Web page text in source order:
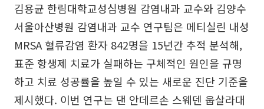
김용균 한림대학교성심병원 감염내과 교수와 김양수
서울아산병원 감염내과 교수 연구팀은 메티실린 내성
MRSA 혈류감염 환자 842명을 15년간 추적 분석해,
표준 항생제 치료가 실패하는 구체적인 원인을 규명
하고 치료 성공률을 높일 수 있는 새로운 진단 기준을
제시했다. 이번 연구는 댄 안데르손 스웨덴 웁살라대